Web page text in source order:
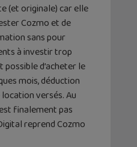
(et originale) car elle
Cozmo et de
sans pour
à investir trop
d’acheter le
mois, déduction
versés. Au
finalement pas
reprend Cozmo